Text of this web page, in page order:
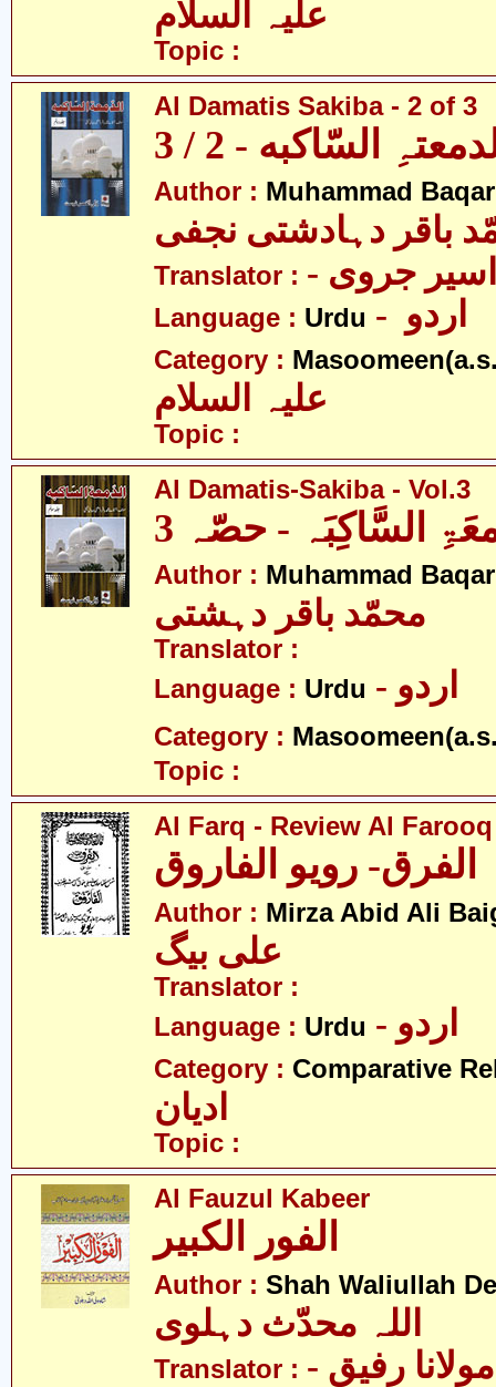
Topic :
Al Damatis Sakiba - 2 of 3
السّاکبه - 2 / 3
Author : Muhammad
باقر دہادشتی نجفی
Translator : اسیر جروی
Language : Urdu
Category :
Topic :
Al Damatis-Sakiba - Vol.3
السَّاکِبَہ - حصّہ 3
Author : Muhammad
محمّد باقر دہشتی
Translator :
Language : Urdu - اردو
Category :
Topic :
Al Farq - Review Al Farooq
الفرق- رویو الفاروق
Author : Mirza Abid Ali
علی بیگ
Translator :
Language : Urdu - اردو
Category : Comparative
ادیان
Topic :
Al Fauzul Kabeer
الفور الکبیر
Author : Shah Waliullah
اللہ محدّث دہلوی
Translator : - پرفیسر مولانا رفیق